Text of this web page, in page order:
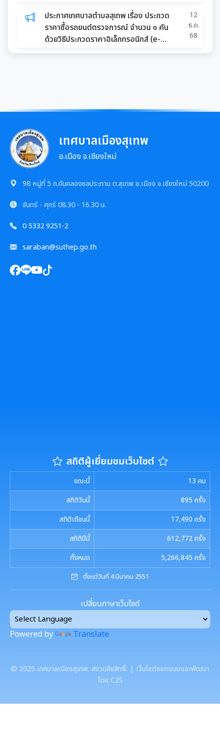
อิเล็กทรอนิกส์ (e-bidding)
ประกาศเทศบาลตำบลสุเทพ เรื่อง ประกวด
ราคาซื้อรถยนต์ตรวจการณ์ จำนวน ๑ คัน
ด้วยวิธีประกวดราคาอิเล็กทรอนิกส์ (e-
bidding)
12
ธ.ค.
68
เทศบาลเมืองสุเทพ
อ.เมือง จ.เชียงใหม่
98 หมู่ที่ 5 ถ.คันคลองชลประทาน ต.สุเทพ อ.เมือง จ.เชียงใหม่ 50200
จันทร์ - ศุกร์08.30 - 16.30 น.
0 5332 9251-2
saraban@suthep.go.th
สถิติผู้เยี่ยมชมเว็บไซต์
ขณะนี้ 13 คน
สถิติวันนี้
895 ครั้ง
สถิติเดือนนี้
17,490 ครั้ง
สถิติปีนี้
612,772ครั้ง
ทั้งหมด
5,266,845 ครั้ง
ตั้งแต่วันที่ 4 มีนาคม 2551
เปลี่ยนภาษาเว็บไซต์
Powered by Translate
© 2025 เทศบาลเมืองสุเทพ. สงวนลิขสิทธิ์. | เว็บไซต์ออกแบบและพัฒนา
โดย C2S